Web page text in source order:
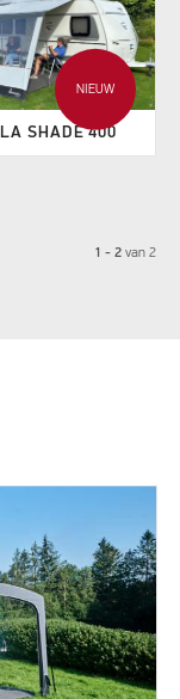
NIEUW
SHADE 400
1 - 2 van2